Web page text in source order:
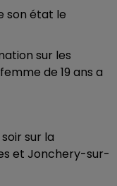
son état le
sur les
de 19 ans a
sur la
et Jonchery-sur-